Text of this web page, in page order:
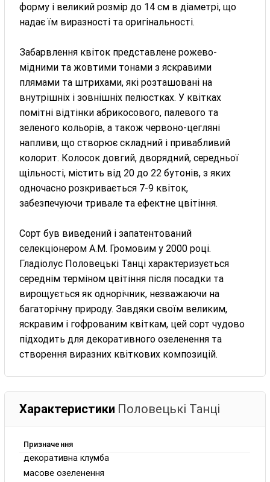
форму і великий розмір до 14 см в діаметрі, що
надає їм виразності та оригінальності.
Забарвлення квіток представлене рожево-
мідними та жовтими тонами з яскравими
плямами та штрихами, які розташовані на
внутрішніх і зовнішніх пелюстках. У квітках
помітні відтінки абрикосового, палевого та
зеленого кольорів, а також червоно-цегляні
напливи, що створює складний і привабливий
колорит. Колосок довгий, дворядний, середньої
щільності, містить від 20 до 22 бутонів, з яких
одночасно розкривається 7-9 квіток,
забезпечуючи тривале та ефектне цвітіння.
Сорт був виведений і запатентований
селекціонером А.М. Громовим у 2000 році.
Гладіолус Половецькі Танці характеризується
середнім терміном цвітіння після посадки та
вирощується як однорічник, незважаючи на
багаторічну природу. Завдяки своїм великим,
яскравим і гофрованим квіткам, цей сорт чудово
підходить для декоративного озеленення та
створення виразних квіткових композицій.
Характеристики Половецькі Танці
Призначення
декоративна клумба
масове озеленення